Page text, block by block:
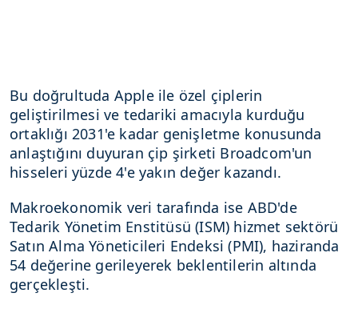
Bu doğrultuda Apple ile özel çiplerin
geliştirilmesi ve tedariki amacıyla kurduğu
ortaklığı 2031'e kadar genişletme konusunda
anlaştığını duyuran çip şirketi Broadcom'un
hisseleri yüzde 4'e yakın değer kazandı.
Makroekonomik veri tarafında ise ABD'de
Tedarik Yönetim Enstitüsü (ISM) hizmet sektörü
Satın Alma Yöneticileri Endeksi (PMI), haziranda
54 değerine gerileyerek beklentilerin altında
gerçekleşti.